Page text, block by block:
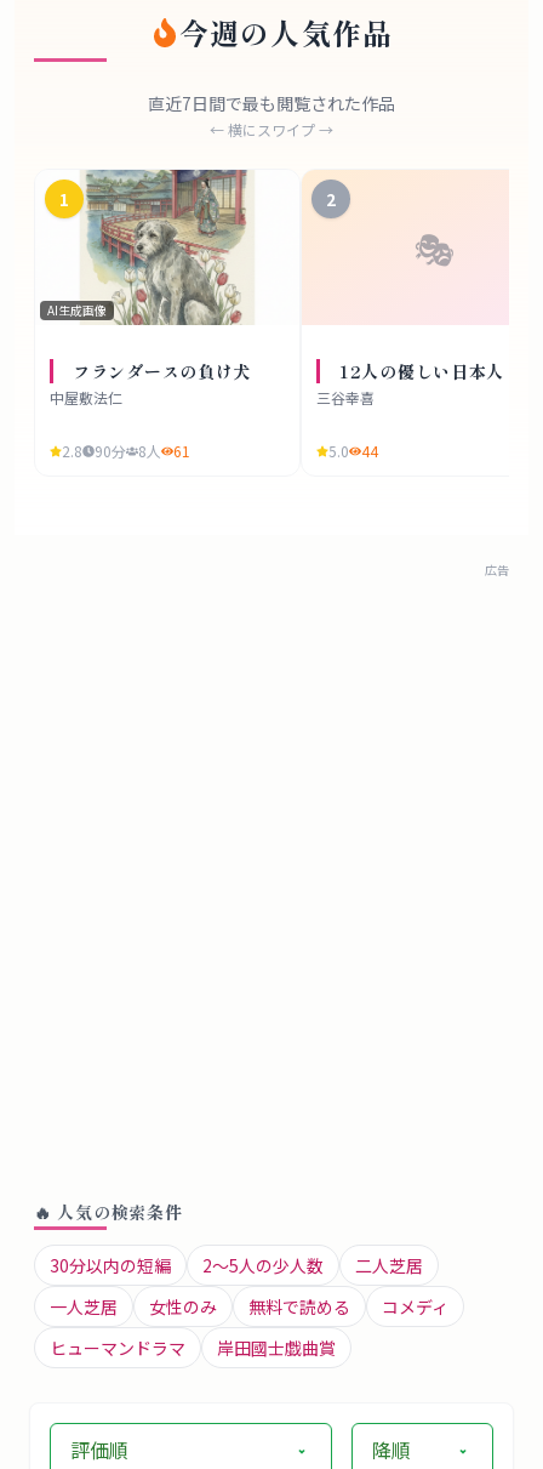
今週の人気作品
直近7日間で最も閲覧された作品
← 横にスワイプ →
1
AI生成画像
フランダースの負け犬
中屋敷法仁
2.8 90分 8人 61
2
🎭
12人の優しい日本人
三谷幸喜
5.0 44
広告
🔥 人気の検索条件
30分以内の短編 2〜5人の少人数
二人芝居
一人芝居
女性のみ 無料で読める
コメディ
ヒューマンドラマ
岸田國士戯曲賞
評価順 降順